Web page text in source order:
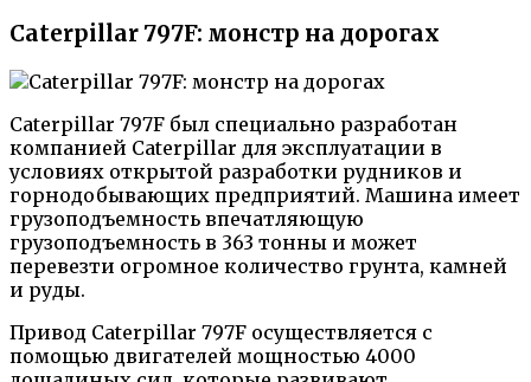
Caterpillar 797F: монстр на дорогах
Caterpillar 797F был специально разработан
компанией Caterpillar для эксплуатации в
условиях открытой разработки рудников и
горнодобывающих предприятий. Машина имеет
грузоподъемность впечатляющую
грузоподъемность в 363 тонны и может
перевезти огромное количество грунта, камней
и руды.
Привод Caterpillar 797F осуществляется с
помощью двигателей мощностью 4000